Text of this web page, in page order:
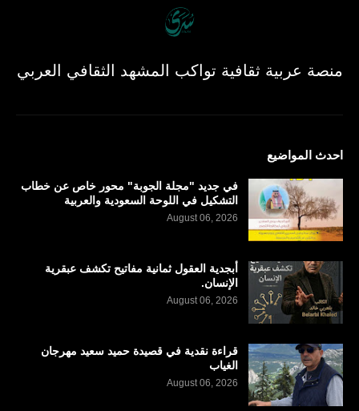
منصة عربية ثقافية تواكب المشهد الثقافي العربي
احدث المواضيع
في جديد "مجلة الجوبة" محور خاص عن خطاب
التشكيل في اللوحة السعودية والعربية
August 06, 2026
أبجدية العقول ثمانية مفاتيح تكشف عبقرية
الإنسان.
August 06, 2026
قراءة نقدية في قصيدة حميد سعيد مهرجان
الغياب
August 06, 2026